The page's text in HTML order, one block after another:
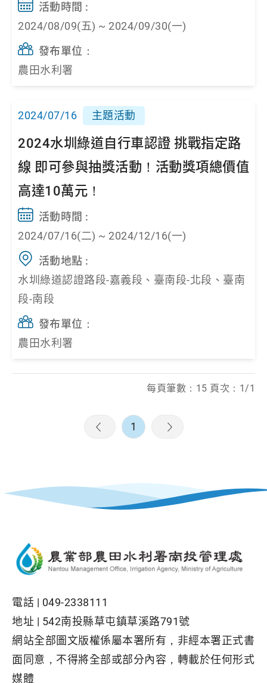
活動時間 :
2024/08/09(五) ~ 2024/09/30(一)
發布單位：
農田水利署
2024/07/16 主題活動
2024水圳綠道自行車認證 挑戰指定路
線 即可參與抽獎活動！活動獎項總價值
高達10萬元！
活動時間 :
2024/07/16(二) ~ 2024/12/16(一)
活動地點 :
水圳綠道認證路段-嘉義段、臺南段-北段、臺南
段-南段
發布單位：
農田水利署
每頁筆數：15 頁次：1/1
1
電話 | 049-2338111
地址 | 542南投縣草屯鎮草溪路791號
網站全部圖文版權係屬本署所有，非經本署正式書
面同意，不得將全部或部分內容，轉載於任何形式
媒體